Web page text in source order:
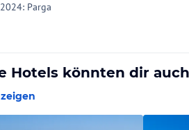
2024: Parga